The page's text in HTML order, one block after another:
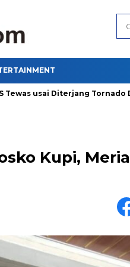
usai Diterjang Tornado Dahsyat
Kupi,